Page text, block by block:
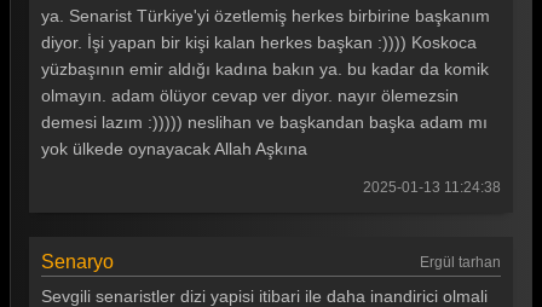
Teşkilat 29. Bölüm
Teşkilat 28. Bölüm
Teşkilat 27. Bölüm
Teşkilat 26. Bölüm
Teşkilat 23. Bölüm
ya. Senarist Türkiye'yi özetlemiş herkes birbirine başkanım
diyor. İşi yapan bir kişi kalan herkes başkan :)))) Koskoca
yüzbaşının emir aldığı kadına bakın ya. bu kadar da komik
olmayın. adam ölüyor cevap ver diyor. nayır ölemezsin
demesi lazım :))))) neslihan ve başkandan başka adam mı
yok ülkede oynayacak Allah Aşkına
2025-01-13 11:24:38
Senaryo Ergül tarhan
Sevgili senaristler dizi yapisi itibari ile daha inandirici olmali